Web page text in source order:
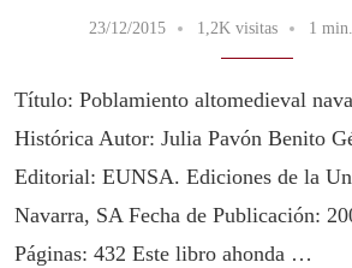
23/12/2015 1,2K visitas 1
Título: Poblamiento altomedieval
Histórica Autor: Julia Pavón Benito
Editorial: EUNSA. Ediciones de la
Navarra, SA Fecha de Publicación:
Páginas: 432 Este libro ahonda …